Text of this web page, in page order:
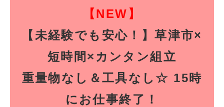
【NEW】
【未経験でも安心！】草津市×
短時間×カンタン組立
重量物なし＆工具なし☆ 15時
にお仕事終了！